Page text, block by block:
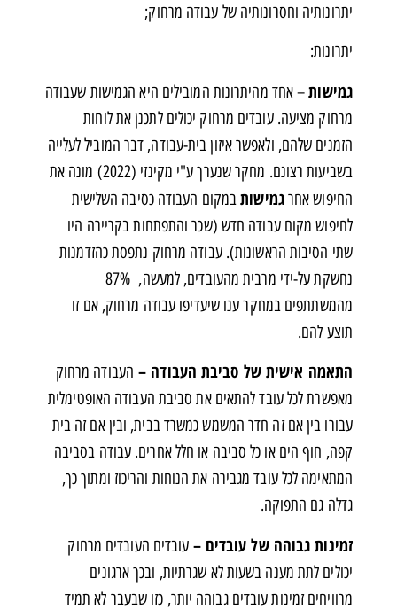
יתרונותיה וחסרונותיה של עבודה מרחוק;
יתרונות:
גמישות– אחד מהיתרונות המובילים היא הגמישות שעבודה
מרחוק מציעה. עובדים מרחוק יכולים לתכנן את לוחות
הזמנים שלהם, ולאפשר איזון בית-עבודה, דבר המוביל לעלייה
בשביעות רצונם. מחקר שנערך ע"י מקינזי (2022) מונה את
החיפוש אחרגמישותבמקום העבודה כסיבה השלישית
לחיפוש מקום עבודה חדש (שכר והתפתחות בקריירה היו
שתי הסיבות הראשונות). עבודה מרחוק נתפסת כהזדמנות
נחשקת על-ידי מרבית מהעובדים, למעשה, 87%
מהמשתתפים במחקר ענו שיעדיפו עבודה מרחוק, אם זו
תוצע להם.
התאמה אישית של סביבת העבודה – העבודה מרחוק
מאפשרת לכל עובד להתאים את סביבת העבודה האופטימלית
עבורו בין אם זה חדר המשמש כמשרד בבית, ובין אם זה בית
קפה, חוף הים או כל סביבה או חלל אחרים. עבודה בסביבה
המתאימה לכל עובד מגבירה את הנוחות והריכוז ומתוך כך,
גדלה גם התפוקה.
זמינות גבוהה של עובדים – עובדים העובדים מרחוק
יכולים לתת מענה בשעות לא שגרתיות, ובכך ארגונים
מרוויחים זמינות עובדים גבוהה יותר, כזו שבעבר לא תמיד